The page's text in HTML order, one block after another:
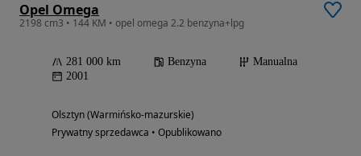
Opel Omega
2198 cm3 • 144 KM • opel omega 2.2 benzyna+lpg
281 000 km Benzyna
Manualna
2001
Olsztyn (Warmińsko-mazurskie)
Prywatny sprzedawca • Opublikowano